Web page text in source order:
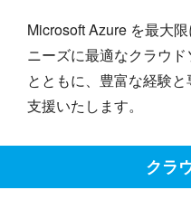
Microsoft Azure を最大
ニーズに最適なクラウ
とともに、豊富な経験
支援いたします。
クラ